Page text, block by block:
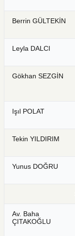
Berrin GÜLTEKİN
Leyla DALCI
Gökhan SEZGİN
Işıl POLAT
Tekin YILDIRIM
Yunus DOĞRU
Av. Baha
ÇITAKOĞLU